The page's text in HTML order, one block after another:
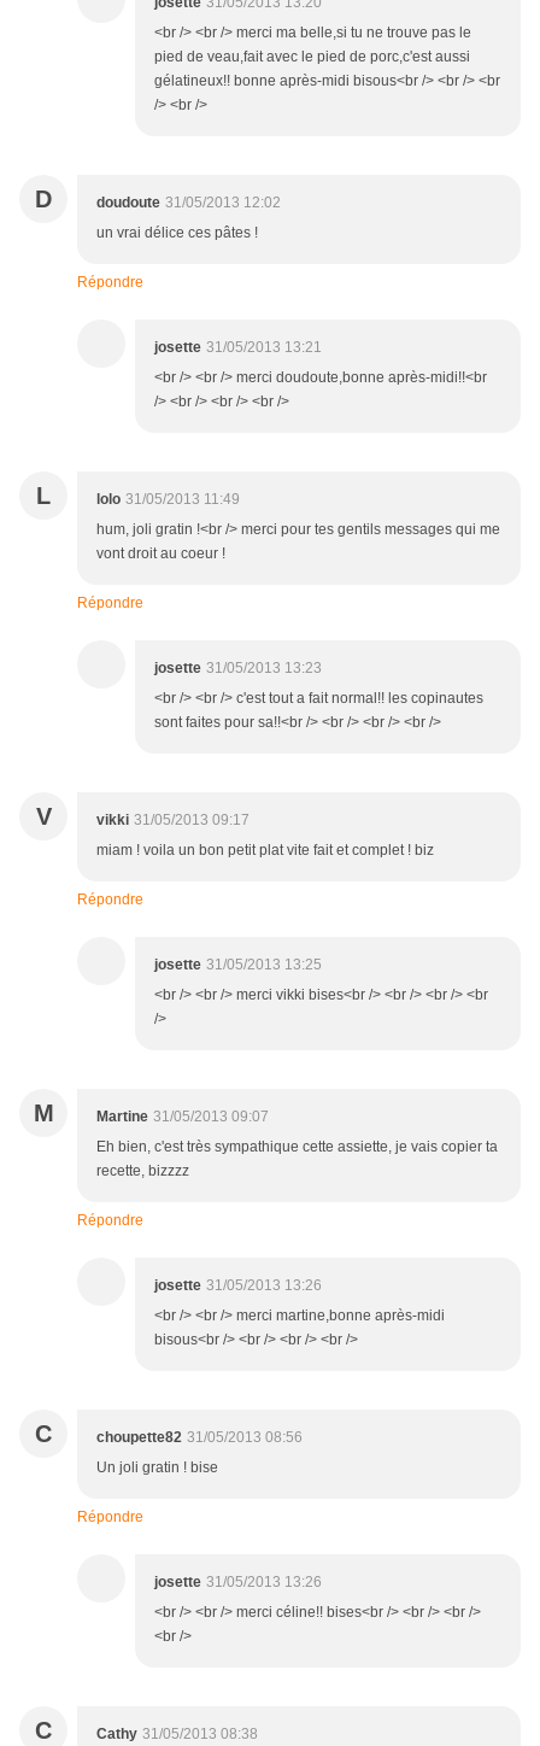
<br /> <br /> merci ma belle,si tu ne trouve pas le
pied de veau,fait avec le pied de porc,c'est aussi
gélatineux!! bonne après-midi bisous<br /> <br /> <br
/> <br />
D doudoute 31/05/2013 12:02
un vrai délice ces pâtes !
Répondre
josette 31/05/2013 13:21
<br /> <br /> merci doudoute,bonne après-midi!!<br
/> <br /> <br /> <br />
L lolo 31/05/2013 11:49
hum, joli gratin !<br /> merci pour tes gentils messages qui me
vont droit au coeur !
Répondre
josette 31/05/2013 13:23
<br /> <br /> c'est tout a fait normal!! les copinautes
sont faites pour sa!!<br /> <br /> <br /> <br />
V vikki 31/05/2013 09:17
miam ! voila un bon petit plat vite fait et complet ! biz
Répondre
josette 31/05/2013 13:25
<br /> <br /> merci vikki bises<br /> <br /> <br /> <br
/>
M Martine 31/05/2013 09:07
Eh bien, c'est très sympathique cette assiette, je vais copier ta
recette, bizzzz
Répondre
josette 31/05/2013 13:26
<br /> <br /> merci martine,bonne après-midi
bisous<br /> <br /> <br /> <br />
C choupette82 31/05/2013 08:56
Un joli gratin ! bise
Répondre
josette 31/05/2013 13:26
<br /> <br /> merci céline!! bises<br /> <br /> <br />
<br />
C Cathy 31/05/2013 08:38